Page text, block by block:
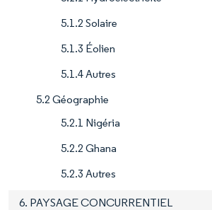
5.1.2 Solaire
5.1.3 Éolien
5.1.4 Autres
5.2 Géographie
5.2.1 Nigéria
5.2.2 Ghana
5.2.3 Autres
6. PAYSAGE CONCURRENTIEL